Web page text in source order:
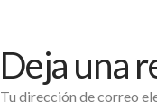
Deja una
Tu dirección de correo